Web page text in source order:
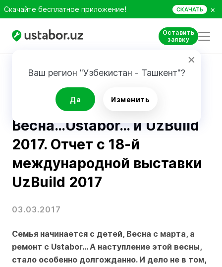
Скачайте бесплатное приложение! СКАЧАТЬ ×
Оставить
заявку
Ваш регион "Узбекистан - Ташкент"?
Да Изменить
Об Ustabor
Весна…Ustabor… и UzBuild
2017. Отчет с 18-й
международной выставки
UzBuild 2017
03.03.2017
Семья начинается с детей, Весна с марта, а
ремонт с Ustabor... А наступление этой весны,
стало особенно долгожданно. И дело не в том,